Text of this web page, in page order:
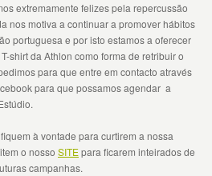
extremamente felizes pela repercussão
nos motiva a continuar a promover hábitos
portuguesa e por isto estamos a oferecer
shirt da Athlon como forma de retribuir o
para que entre em contacto através
para que possamos agendar a
à vontade para curtirem a nossa
o nosso SITEpara ficarem inteirados de
campanhas.